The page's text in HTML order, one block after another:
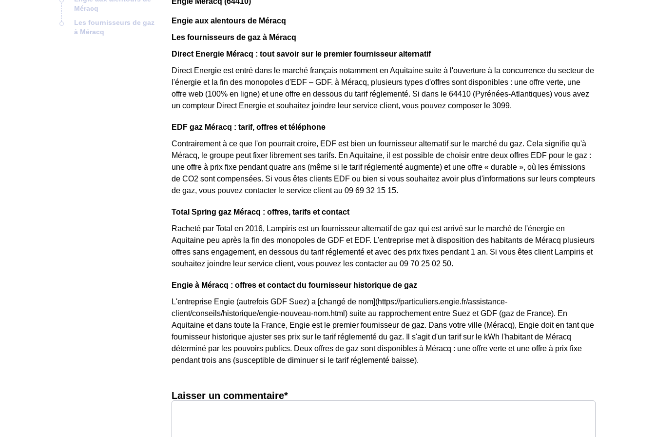
Méracq
Les fournisseurs de gaz
à Méracq
Engie aux alentours de Méracq
Les fournisseurs de gaz à Méracq
Direct Energie Méracq : tout savoir sur le premier fournisseur alternatif
Direct Energie est entré dans le marché français notamment en Aquitaine suite à l'ouverture à la concurrence du secteur de
l'énergie et la fin des monopoles d'EDF – GDF. à Méracq, plusieurs types d'offres sont disponibles : une offre verte, une
offre web (100% en ligne) et une offre en dessous du tarif réglementé. Si dans le 64410 (Pyrénées-Atlantiques) vous avez
un compteur Direct Energie et souhaitez joindre leur service client, vous pouvez composer le 3099.
EDF gaz Méracq : tarif, offres et téléphone
Contrairement à ce que l'on pourrait croire, EDF est bien un fournisseur alternatif sur le marché du gaz. Cela signifie qu'à
Méracq, le groupe peut fixer librement ses tarifs. En Aquitaine, il est possible de choisir entre deux offres EDF pour le gaz :
une offre à prix fixe pendant quatre ans (même si le tarif réglementé augmente) et une offre « durable », où les émissions
de CO2 sont compensées. Si vous êtes clients EDF ou bien si vous souhaitez avoir plus d'informations sur leurs compteurs
de gaz, vous pouvez contacter le service client au 09 69 32 15 15.
Total Spring gaz Méracq : offres, tarifs et contact
Racheté par Total en 2016, Lampiris est un fournisseur alternatif de gaz qui est arrivé sur le marché de l'énergie en
Aquitaine peu après la fin des monopoles de GDF et EDF. L'entreprise met à disposition des habitants de Méracq plusieurs
offres sans engagement, en dessous du tarif réglementé et avec des prix fixes pendant 1 an. Si vous êtes client Lampiris et
souhaitez joindre leur service client, vous pouvez les contacter au 09 70 25 02 50.
Engie à Méracq : offres et contact du fournisseur historique de gaz
L'entreprise Engie (autrefois GDF Suez) a [changé de nom](https://particuliers.engie.fr/assistance-
client/conseils/historique/engie-nouveau-nom.html) suite au rapprochement entre Suez et GDF (gaz de France). En
Aquitaine et dans toute la France, Engie est le premier fournisseur de gaz. Dans votre ville (Méracq), Engie doit en tant que
fournisseur historique ajuster ses prix sur le tarif réglementé du gaz. Il s'agit d'un tarif sur le kWh l'habitant de Méracq
déterminé par les pouvoirs publics. Deux offres de gaz sont disponibles à Méracq : une offre verte et une offre à prix fixe
pendant trois ans (susceptible de diminuer si le tarif réglementé baisse).
Laisser un commentaire*